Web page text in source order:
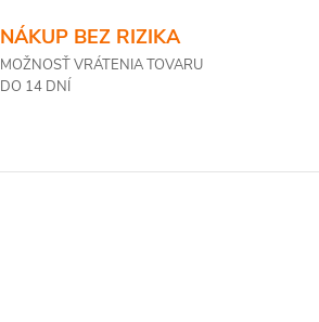
NÁKUP BEZ RIZIKA
MOŽNOSŤ VRÁTENIA TOVARU
DO 14 DNÍ